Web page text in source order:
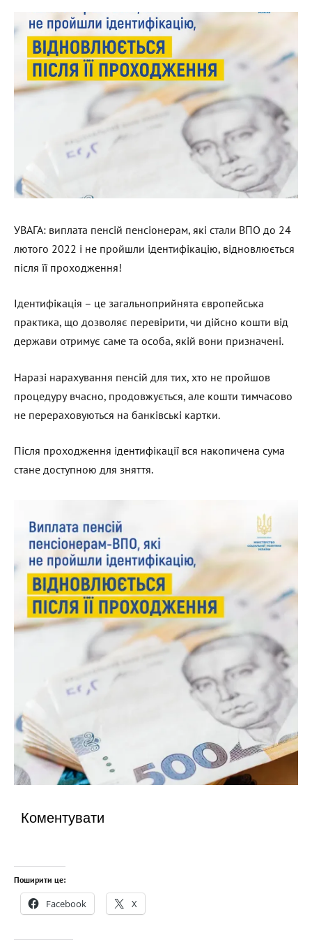
УВАГА: виплата пенсій пенсіонерам, які стали ВПО до 24
лютого 2022 і не пройшли ідентифікацію, відновлюється
після її проходження!
Ідентифікація – це загальноприйнята європейська
практика, що дозволяє перевірити, чи дійсно кошти від
держави отримує саме та особа, якій вони призначені.
Наразі нарахування пенсій для тих, хто не пройшов
процедуру вчасно, продовжується, але кошти тимчасово
не перераховуються на банківські картки.
Після проходження ідентифікації вся накопичена сума
стане доступною для зняття.
Коментувати
Поширити це:
Facebook X